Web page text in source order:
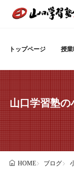
トップページ 授
山口学習塾の
HOME ブログ